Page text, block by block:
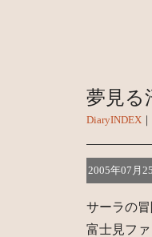
夢見る
DiaryINDEX｜
2005年07月
サーラの
富士見フ